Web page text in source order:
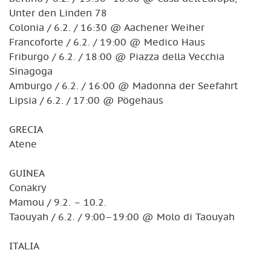
Unter den Linden 78
Colonia / 6.2. / 16:30 @ Aachener Weiher
Francoforte / 6.2. / 19:00 @ Medico Haus
Friburgo / 6.2. / 18:00 @ Piazza della Vecchia
Sinagoga
Amburgo / 6.2. / 16:00 @ Madonna der Seefahrt
Lipsia / 6.2. / 17:00 @ Pögehaus
GRECIA
Atene
GUINEA
Conakry
Mamou / 9.2. – 10.2.
Taouyah / 6.2. / 9:00–19:00 @ Molo di Taouyah
ITALIA